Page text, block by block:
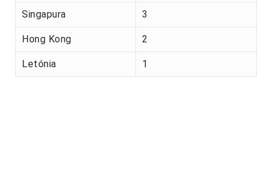
Singapura 3
Hong Kong 2
Letónia 1